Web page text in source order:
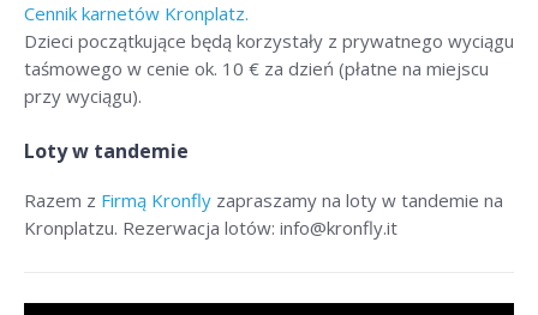
Cennik karnetów Kronplatz.
Dzieci początkujące będą korzystały z prywatnego wyciągu
taśmowego w cenie ok. 10 € za dzień (płatne na miejscu
przy wyciągu).
Loty w tandemie
Razem z Firmą Kronfly zapraszamy na loty w tandemie na
Kronplatzu. Rezerwacja lotów: info@kronfly.it